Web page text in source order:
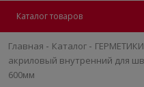
Каталог товаров
Главная - Каталог - ГEPМЕТИКИ
акриловый внутренний для
600мм